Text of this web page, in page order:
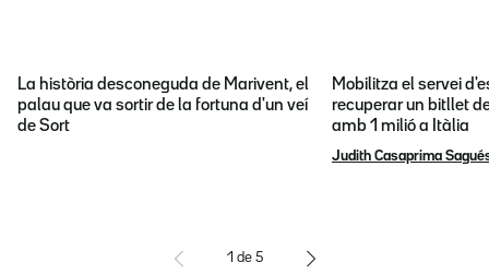
La història desconeguda de Marivent, el
palau que va sortir de la fortuna d'un veí
de Sort
Mobilitza el servei
recuperar un bitllet
amb 1 milió a Itàlia
Judith Casaprima
1 de 5